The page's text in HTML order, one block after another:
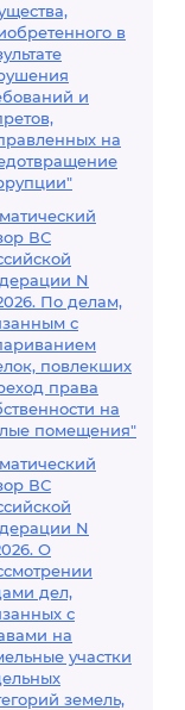
в
и
на
ВС
N
По делам,
с
повлекших
права
на
помещения"
ВС
N
О
дел,
с
на
участки
земель,